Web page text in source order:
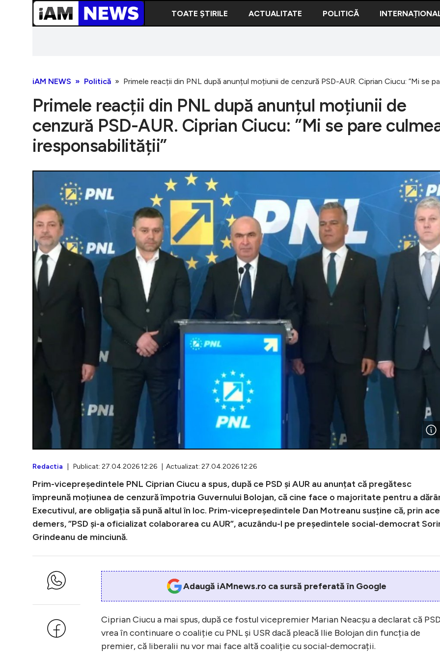
TOATE ȘTIRILE ACTUALITATE POLITICĂ
iAM NEWS Politică Primele reacții din PNL după anunțul moțiunii de cenzură PSD-AUR. Ciprian Ciucu: ”Mi se
Primele reacții din PNL după anunțul moțiunii de
cenzură PSD-AUR. Ciprian Ciucu: ”Mi se pare
iresponsabilității”
Redactia | Publicat: 27.04.2026 12:26 | Actualizat: 27.04.2026 12:26
Prim-vicepreședintele PNL Ciprian Ciucu a spus, după ce PSD și AUR au anunțat că pregătesc
împreună moțiunea de cenzură împotria Guvernului Bolojan, că cine face o majoritate pentru a
Executivul, are obligația să pună altul în loc. Prim-vicepreședintele Dan Motreanu susține că, prin
demers, ”PSD și-a oficializat colaborarea cu AUR”, acuzându-l pe președintele social-democrat
Grindeanu de minciună.
Adaugă iAMnews.ro ca sursă preferată în Google
Ciprian Ciucu a mai spus, după ce fostul vicepremier Marian Neacșu a declarat că
vrea în continuare o coaliție cu PNL și USR dacă pleacă Ilie Bolojan din funcția de
premier, că liberalii nu vor mai face altă coaliție cu social-democrații.